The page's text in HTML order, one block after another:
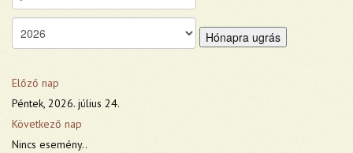
Hónapra ugrás
Előző nap
Péntek, 2026. július 24.
Következő nap
Nincs esemény..